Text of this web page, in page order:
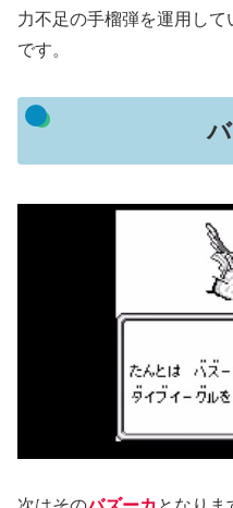
力不足の手榴弾を運用し
です。